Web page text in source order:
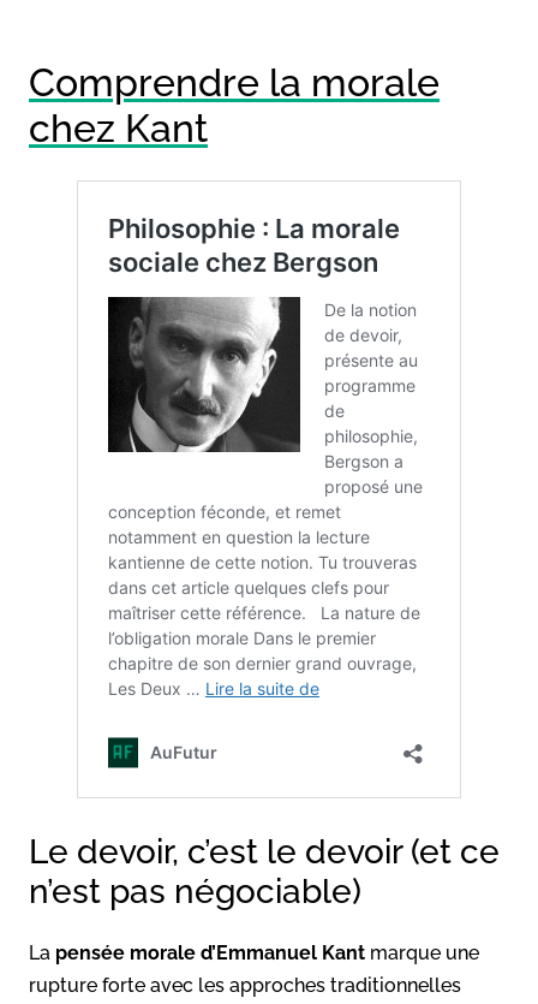
Comprendre la morale
chez Kant
Le devoir, c’est le devoir (et ce
n’est pas négociable)
La pensée morale d’Emmanuel Kant marque une
rupture forte avec les approches traditionnelles